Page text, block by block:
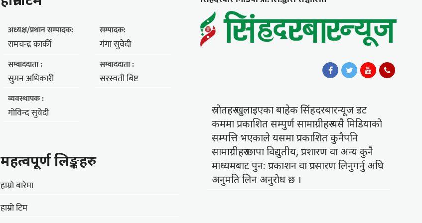
अध्यक्ष/प्रधान सम्पादक:
रामचन्द्र कार्की
सम्पादक:
गंगा सुवेदी
सम्वाददाता :
सुमन अधिकारी
सम्वाददाता :
सरस्वती बिष्ट
व्यवस्थापक :
गोविन्द सुवेदी
महत्वपूर्ण लिङ्कहरु
हाम्राे बारेमा
हाम्राे टिम
स्राेतहरु खुलाइएका बाहेक सिंहदरबारन्यूज डट
कममा प्रकाशित सम्पुर्ण सामाग्रीहरु यसै मिडियाकाे
सम्पत्ति भएकाले यसमा प्रकाशित कुनैपनि
सामाग्रीहरु छापा विद्युतीय, प्रशारण वा अन्य कुनै
माध्यमबाट पुन: प्रकाशन वा प्रसारण लिनुगर्नु अघि
अनुमति लिन अनुराेध छ ।